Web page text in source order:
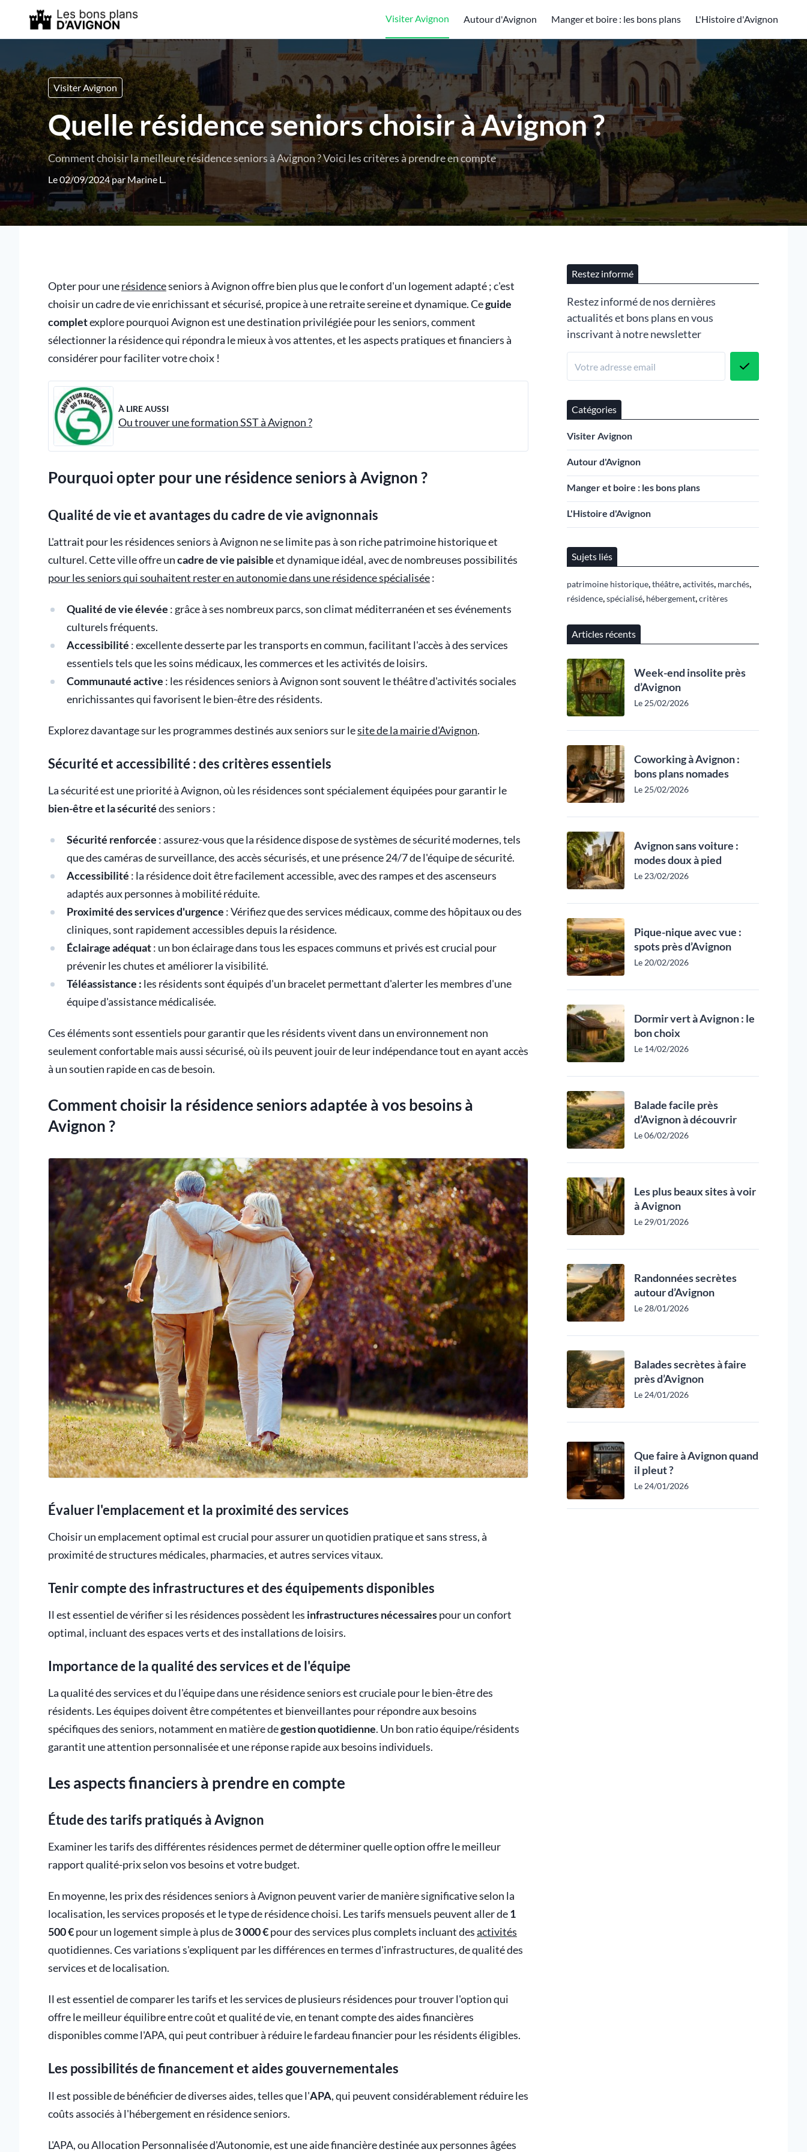
Visiter Avignon Autour d'Avignon Manger et boire : les bons plans L'Histoire d'Avignon
Visiter Avignon
Quelle résidence seniors choisir à Avignon ?
Comment choisir la meilleure résidence seniors à Avignon ? Voici les critères à prendre en compte
Le 02/09/2024 parMarine L.
Opter pour unerésidenceseniors à Avignon offre bien plus que le confort d'un logement adapté ; c'est
choisir un cadre de vie enrichissant et sécurisé, propice à une retraite sereine et dynamique. Ceguide
completexplore pourquoi Avignon est une destination privilégiée pour les seniors, comment
sélectionner la résidence qui répondra le mieux à vos attentes, et les aspects pratiques et financiers à
considérer pour faciliter votre choix !
À LIRE AUSSI
Ou trouver une formation SST à Avignon ?
Pourquoi opter pour une résidence seniors à Avignon ?
Qualité de vie et avantages du cadre de vie avignonnais
L'attrait pour les résidences seniors à Avignon ne se limite pas à son riche patrimoine historique et
culturel. Cette ville offre uncadre de vie paisibleet dynamique idéal, avec de nombreuses possibilités
pour les seniors qui souhaitent rester en autonomie dans une résidence spécialisée:
Qualité de vie élevée : grâce à ses nombreux parcs, son climat méditerranéen et ses événements
culturels fréquents.
Accessibilité : excellente desserte par les transports en commun, facilitant l'accès à des services
essentiels tels que les soins médicaux, les commerces et les activités de loisirs.
Communauté active : les résidences seniors à Avignon sont souvent le théâtre d'activités sociales
enrichissantes qui favorisent le bien-être des résidents.
Explorez davantage sur les programmes destinés aux seniors sur lesite de la mairie d'Avignon.
Sécurité et accessibilité : des critères essentiels
La sécurité est une priorité à Avignon, où les résidences sont spécialement équipées pour garantir le
bien-être et la sécuritédes seniors :
Sécurité renforcée : assurez-vous que la résidence dispose de systèmes de sécurité modernes, tels
que des caméras de surveillance, des accès sécurisés, et une présence 24/7 de l'équipe de sécurité.
Accessibilité : la résidence doit être facilement accessible, avec des rampes et des ascenseurs
adaptés aux personnes à mobilité réduite.
Proximité des services d'urgence : Vérifiez que des services médicaux, comme des hôpitaux ou des
cliniques, sont rapidement accessibles depuis la résidence.
Éclairage adéquat: un bon éclairage dans tous les espaces communs et privés est crucial pour
prévenir les chutes et améliorer la visibilité.
Téléassistance : les résidents sont équipés d'un bracelet permettant d'alerter les membres d'une
équipe d'assistance médicalisée.
Ces éléments sont essentiels pour garantir que les résidents vivent dans un environnement non
seulement confortable mais aussi sécurisé, où ils peuvent jouir de leur indépendance tout en ayant accès
à un soutien rapide en cas de besoin.
Comment choisir la résidence seniors adaptée à vos besoins à
Avignon ?
Évaluer l'emplacement et la proximité des services
Choisir un emplacement optimal est crucial pour assurer un quotidien pratique et sans stress, à
proximité de structures médicales, pharmacies, et autres services vitaux.
Tenir compte des infrastructures et des équipements disponibles
Il est essentiel de vérifier si les résidences possèdent les infrastructures nécessairespour un confort
optimal, incluant des espaces verts et des installations de loisirs.
Importance de la qualité des services et de l'équipe
La qualité des services et du l'équipe dans une résidence seniors est cruciale pour le bien-être des
résidents. Les équipes doivent être compétentes et bienveillantes pour répondre aux besoins
spécifiques des seniors, notamment en matière degestion quotidienne. Un bon ratio équipe/résidents
garantit une attention personnalisée et une réponse rapide aux besoins individuels.
Les aspects financiers à prendre en compte
Étude des tarifs pratiqués à Avignon
Examiner les tarifs des différentes résidences permet de déterminer quelle option offre le meilleur
rapport qualité-prix selon vos besoins et votre budget.
En moyenne, les prix des résidences seniors à Avignon peuvent varier de manière significative selon la
localisation, les services proposés et le type de résidence choisi. Les tarifs mensuels peuvent aller de1
500 €pour un logement simple à plus de3 000 €pour des services plus complets incluant desactivités
quotidiennes. Ces variations s'expliquent par les différences en termes d'infrastructures, de qualité des
services et de localisation.
Il est essentiel de comparer les tarifs et les services de plusieurs résidences pour trouver l'option qui
offre le meilleur équilibre entre coût et qualité de vie, en tenant compte des aides financières
disponibles comme l'APA, qui peut contribuer à réduire le fardeau financier pour les résidents éligibles.
Les possibilités de financement et aides gouvernementales
Il est possible de bénéficier de diverses aides, telles que l'APA, qui peuvent considérablement réduire les
coûts associés à l'hébergement en résidence seniors.
L'APA, ou Allocation Personnalisée d'Autonomie, est une aide financière destinée aux personnes âgées
Restez informé
Restez informé de nos dernières
actualités et bons plans en vous
inscrivant à notre newsletter
Catégories
Visiter Avignon
Autour d'Avignon
Manger et boire : les bons plans
L'Histoire d'Avignon
Sujets liés
patrimoine historique,théâtre,activités, marchés,
résidence,spécialisé, hébergement,critères
Articles récents
Week-end insolite près
d’Avignon
Le 25/02/2026
Coworking à Avignon :
bons plans nomades
Le 25/02/2026
Avignon sans voiture :
modes doux à pied
Le 23/02/2026
Pique-nique avec vue :
spots près d’Avignon
Le 20/02/2026
Dormir vert à Avignon : le
bon choix
Le 14/02/2026
Balade facile près
d’Avignon à découvrir
Le 06/02/2026
Les plus beaux sites à voir
à Avignon
Le 29/01/2026
Randonnées secrètes
autour d’Avignon
Le 28/01/2026
Balades secrètes à faire
près d’Avignon
Le 24/01/2026
Que faire à Avignon quand
il pleut ?
Le 24/01/2026